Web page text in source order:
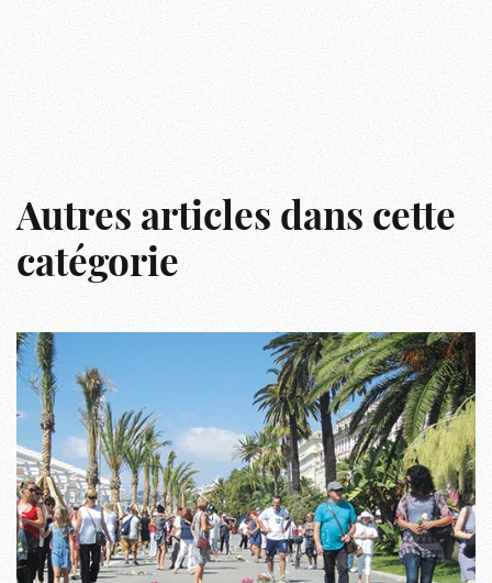
Autres articles dans cette
catégorie